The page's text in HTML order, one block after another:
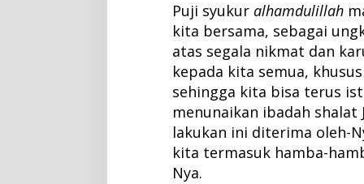
Puji syukur alhamdulillah
kita bersama, sebagai
atas segala nikmat dan
kepada kita semua,
sehingga kita bisa terus
menunaikan ibadah shalat
lakukan ini diterima oleh-
kita termasuk hamba-
Nya.